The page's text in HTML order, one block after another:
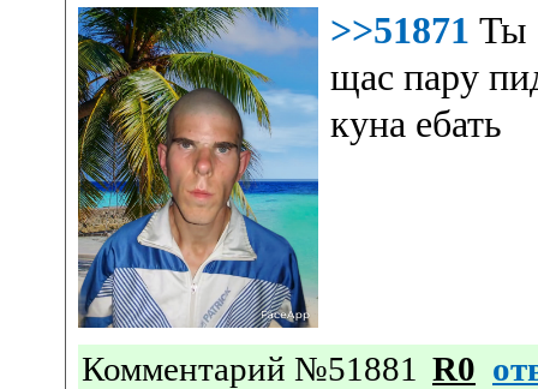
>>51871 Ты
щас пару
куна ебать
Комментарий №51881 R0